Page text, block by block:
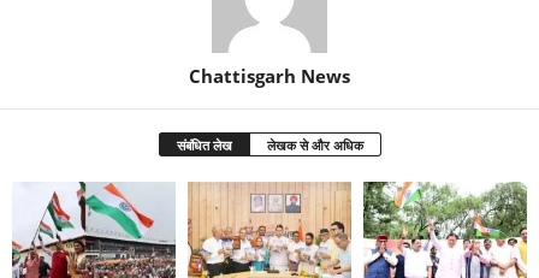
Chattisgarh News
संबंधित लेख लेखक से और अधिक